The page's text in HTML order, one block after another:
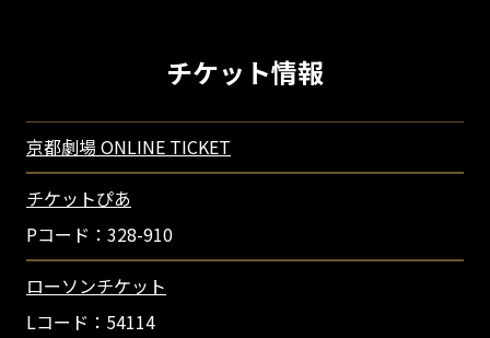
チケット情報
京都劇場 ONLINE TICKET
チケットぴあ
Pコード：328-910
ローソンチケット
Lコード：54114